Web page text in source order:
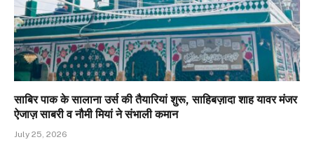
साबिर पाक के सालाना उर्स की तैयारियां शुरू, साहिबज़ादा शाह यावर मंजर
ऐजाज़ साबरी व नौमी मियां ने संभाली कमान
July 25, 2026